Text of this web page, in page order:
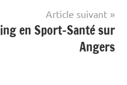
Article suivant
en Sport-Santé sur
Angers